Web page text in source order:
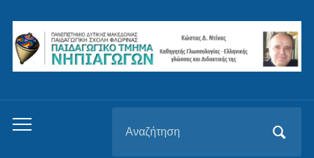
Εναλλαγή
για: